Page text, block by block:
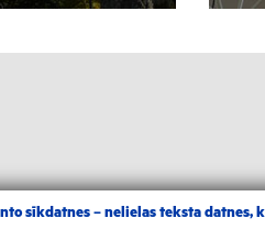
sīkdatnes – nelielas teksta datnes,